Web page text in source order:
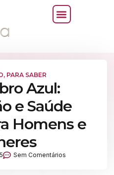
, PARA SABER
Azul:
e Saúde
Homens e
Sem Comentários